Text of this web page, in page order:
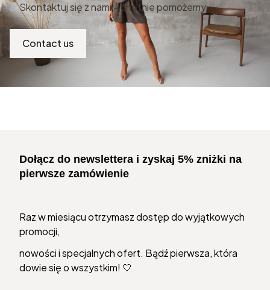
Skontaktuj się z nami – chętnie pomożemy.
Contact us
Dołącz do newslettera i zyskaj 5% zniżki na
pierwsze zamówienie
Raz w miesiącu otrzymasz dostęp do wyjątkowych
promocji,
nowości i specjalnych ofert. Bądź pierwsza, która
dowie się o wszystkim! 🤍